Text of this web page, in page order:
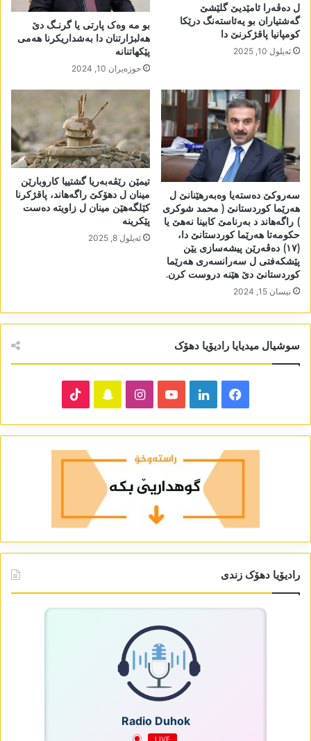
ل دەڤەرا ئامێدیێ گلێشێ
گەشتیاران بو یەئاستەنگ درێکا
کومپانیا پاقژکرنێ دا
ئه‌یلول 10, 2025
بو مە وەک پارتی یا گرنـگ دێ
ھەلبژارتنان دا بەشداریکرنا ھەمی
پێکھاتنانە
حوزه‌یران 10, 2024
سەروکێ دەستەیا وەبەرھێنانێ ل
ھەرێما کوردستانێ ( محمد شوکری
) راگەھاند د بەرنامێ کابینا نەھێ یا
حکومەتا ھەرێما کوردستانێ دا،
(١٧) دەڤەرێن پیشەسازی یێن
پێشکەفتی ل سەرانسەری ھەرێما
کوردستانێ دێ ھێنە دروست کرن.
نیسان 15, 2024
تیمێن رێڤەبەریا گشتییا کاروبارێن
مینان ل دھۆکێ راگەھاند، پاقژکرنا
کێلگەھێن مینان ل زاویتە دەست
پێکرینە
ئه‌یلول 8, 2025
سوشیال میدیایا رادیۆیا دھۆک
Facebook
LinkedIn
YouTube
Instagram
Snapchat
رادیۆیا دھۆک زندی
Radio Duhok
LIVE